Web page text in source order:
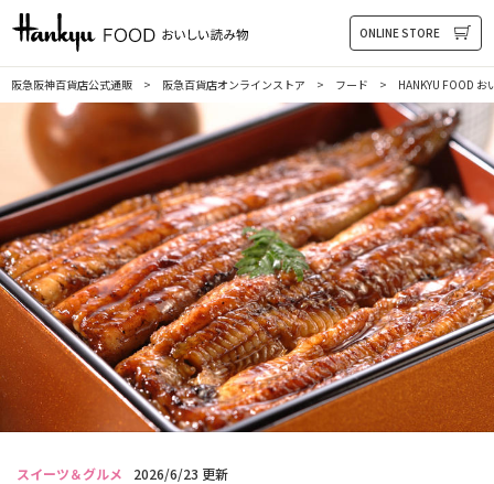
HANKYU FOOD おいしい読み物
ONLINE STORE
阪急阪神百貨店公式通販 阪急百貨店オンラインストア フード HANKYU FOOD お
スイーツ＆グルメ 2026/6/23 更新